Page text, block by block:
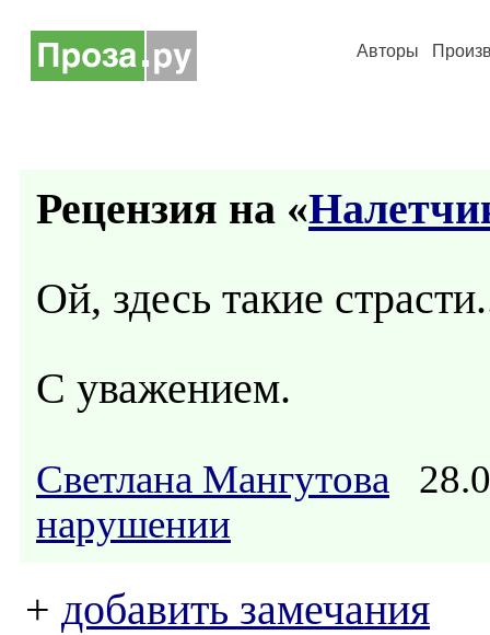
Авторы
Рецензия на «
Ой, здесь такие
С уважением.
Светлана Мангутова
нарушении
+ добавить замечания